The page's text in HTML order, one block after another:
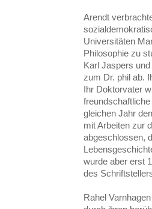
Arendt
Universitäten
Philosophie zu
Karl Jaspers
zum Dr. phil ab.
Ihr Doktorvater
gleichen Jahr
mit Arbeiten zur
abgeschlossen,
wurde aber erst
des
Rahel